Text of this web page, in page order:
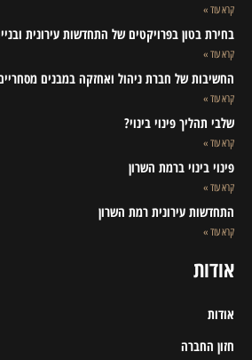
קרא עוד »
בחירת בטון בפרויקטים של התחדשות עירונית
קרא עוד »
החשיבות של חברת ניהול ואחזקה במבנים מסחריים
קרא עוד »
שלבי תהליך פינוי בינוי?
קרא עוד »
פינוי בינוי ברמת השרון
קרא עוד »
התחדשות עירונית רמת השרון
קרא עוד »
אודות
אודות
חזון החברה